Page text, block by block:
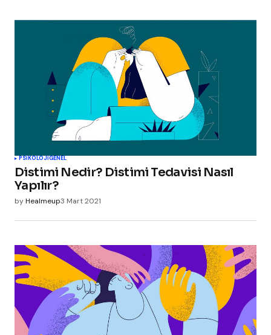
PSIKOLOJIGENEL
Distimi Nedir? Distimi Tedavisi Nasıl
Yapılır?
byHealmeup3 Mart 2021